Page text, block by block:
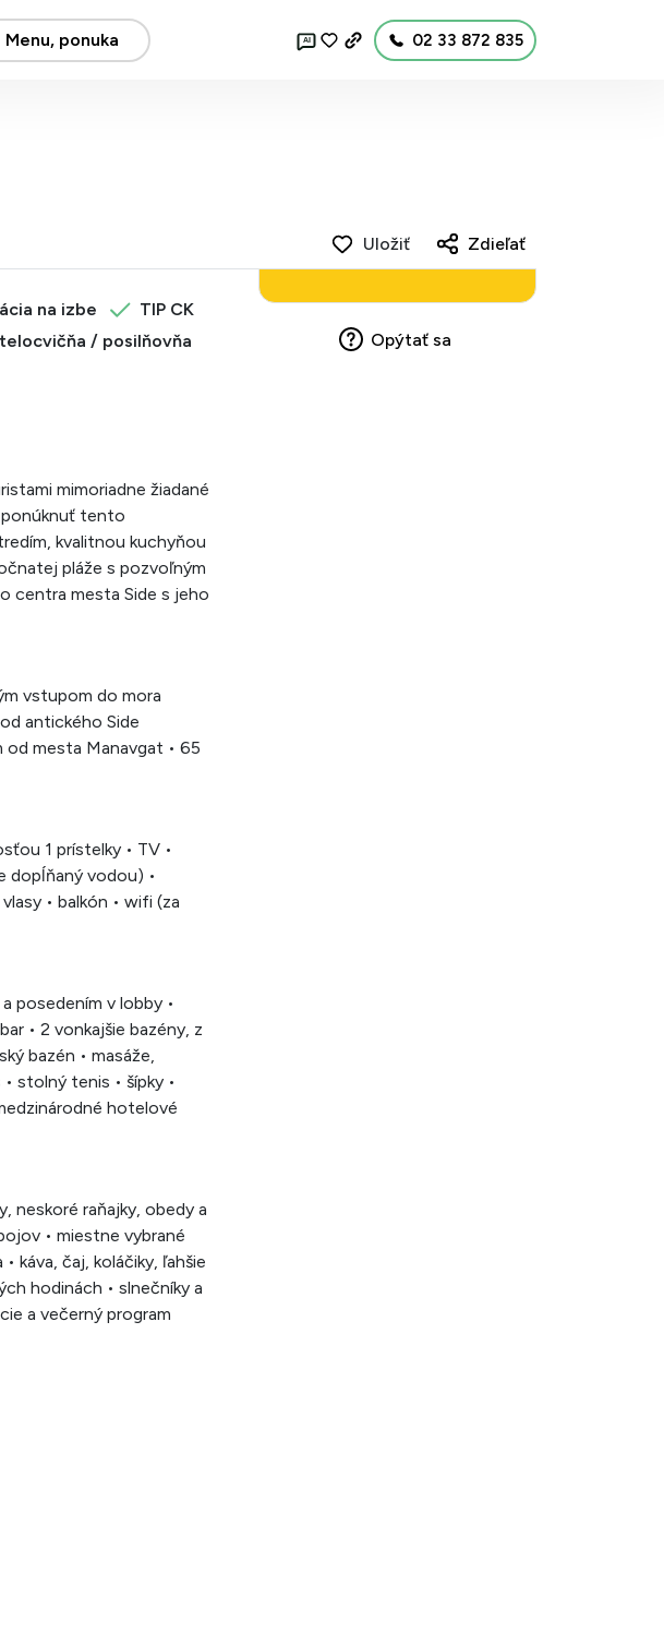
AI 02 33 872 835
na izbe
TIP CK
telocvičňa / posilňovňa
mimoriadne žiadané
ponúknuť tento
kvalitnou kuchyňou
pláže s pozvoľným
centra mesta Side s jeho
vstupom do mora
antického Side
mesta Manavgat • 65
1 prístelky • TV •
dopĺňaný vodou) •
• balkón • wifi (za
posedením v lobby •
• 2 vonkajšie bazény, z
bazén • masáže,
stolný tenis • šípky •
hotelové
neskoré raňajky, obedy a
• miestne vybrané
káva, čaj, koláčiky, ľahšie
hodinách • slnečníky a
a večerný program
Uložiť Zdieľať
Opýtať sa